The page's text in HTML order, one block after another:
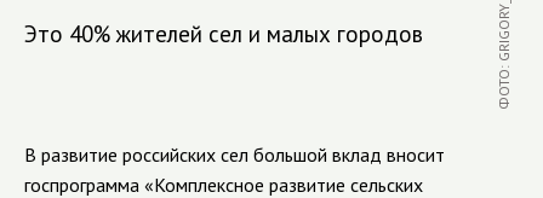
Это 40% жителей сел и малых городов
В развитие российских сел большой вклад вносит
госпрограмма «Комплексное развитие сельских